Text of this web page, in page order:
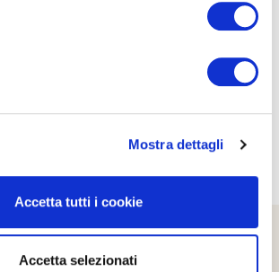
Mostra dettagli
Accetta tutti i cookie
Accetta selezionati